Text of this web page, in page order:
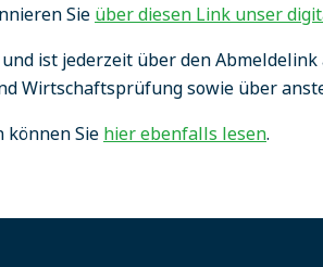
Sie über diesen Link unser
ist jederzeit über den
Wirtschaftsprüfung sowie über
Sie hier ebenfalls lesen.